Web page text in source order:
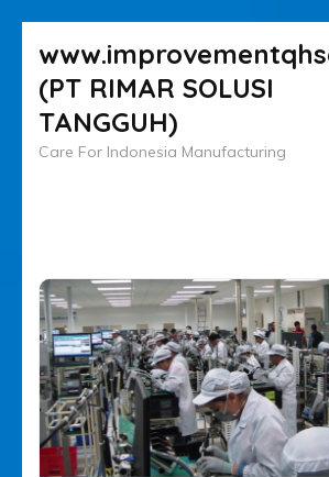
ke
konten
(Tekan
Enter)
(PT RIMAR SOLUSI
TANGGUH)
Care For Indonesia Manufacturing